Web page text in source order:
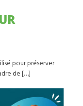
pour préserver
de […]